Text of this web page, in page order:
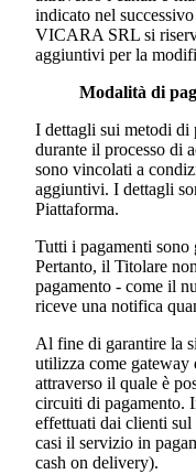
indicato nel
VICARA SRL si
aggiuntivi per la
Modalità di
I dettagli sui metodi di
durante il processo di
sono vincolati a
aggiuntivi. I dettagli
Piattaforma.
Tutti i pagamenti sono
Pertanto, il Titolare
pagamento - come il
riceve una notifica
Al fine di garantire la
utilizza come gateway
attraverso il quale è
circuiti di pagamento.
effettuati dai clienti
casi il servizio in
cash on delivery).